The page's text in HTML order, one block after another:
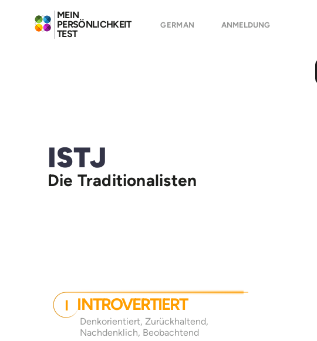
MEIN
PERSÖNLICHKEIT
TEST
GERMAN ANMELDUNG
ISTJ
Die Traditionalisten
I INTROVERTIERT
Denkorientiert, Zurückhaltend,
Nachdenklich, Beobachtend